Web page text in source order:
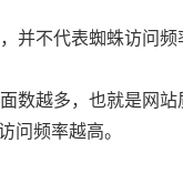
并不代表蜘蛛访问频
数越多，也就是网站
问频率越高。